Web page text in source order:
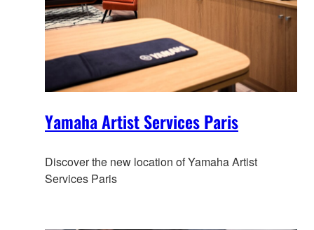
Yamaha Artist Services Paris
Discover the new location of Yamaha Artist
Services Paris